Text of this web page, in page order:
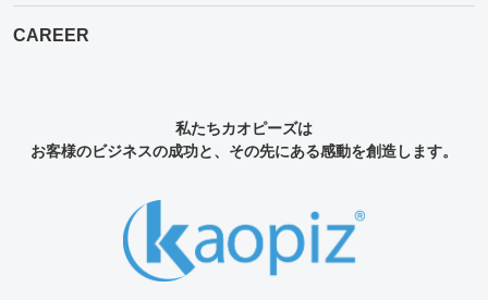
CAREER
私たちカオピーズは
お客様のビジネスの成功と、その先にある感動を創造します。